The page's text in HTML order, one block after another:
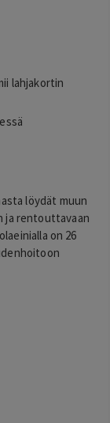
lahjakortin
löydät muun
ja rentouttavaan
on 26